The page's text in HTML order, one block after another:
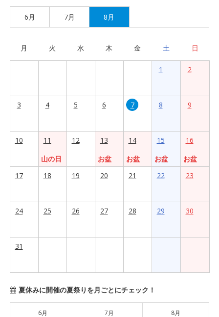
6月 7月 8月
月 火 水 木 金 土 日
1 2
3 4 5 6 7 8 9
10
11
山の日
12
13
お盆
14
お盆
15
お盆
16
お盆
17
18 19 20 21 22 23
24 25 26 27 28 29 30
31
夏休みに開催の夏祭りを月ごとにチェック！
6月 7月 8月